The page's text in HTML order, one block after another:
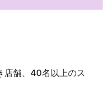
店舗、40名以上のス